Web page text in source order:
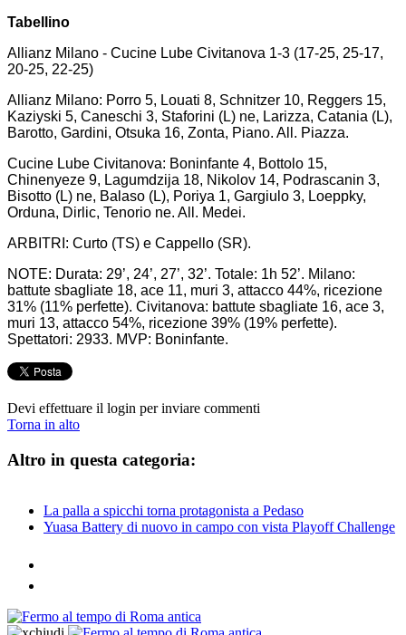
Tabellino
Allianz Milano - Cucine Lube Civitanova 1-3 (17-25, 25-17,
20-25, 22-25)
Allianz Milano: Porro 5, Louati 8, Schnitzer 10, Reggers 15,
Kaziyski 5, Caneschi 3, Staforini (L) ne, Larizza, Catania (L),
Barotto, Gardini, Otsuka 16, Zonta, Piano. All. Piazza.
Cucine Lube Civitanova: Boninfante 4, Bottolo 15,
Chinenyeze 9, Lagumdzija 18, Nikolov 14, Podrascanin 3,
Bisotto (L) ne, Balaso (L), Poriya 1, Gargiulo 3, Loeppky,
Orduna, Dirlic, Tenorio ne. All. Medei.
ARBITRI: Curto (TS) e Cappello (SR).
NOTE: Durata: 29’, 24’, 27’, 32’. Totale: 1h 52’. Milano:
battute sbagliate 18, ace 11, muri 3, attacco 44%, ricezione
31% (11% perfette). Civitanova: battute sbagliate 16, ace 3,
muri 13, attacco 54%, ricezione 39% (19% perfette).
Spettatori: 2933. MVP: Boninfante.
Devi effettuare il login per inviare commenti
Torna in alto
Altro in questa categoria:
La palla a spicchi torna protagonista a Pedaso
Yuasa Battery di nuovo in campo con vista Playoff Challenge